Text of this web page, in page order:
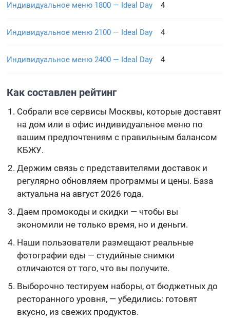
Индивидуальное меню 1800 — Ideal Day 4
Индивидуальное меню 2100 — Ideal Day 4
Индивидуальное меню 2400 — Ideal Day 4
Как составлен рейтинг
Собрали все сервисы Москвы, которые доставят
на дом или в офис индивидуальное меню по
вашим предпочтениям с правильным балансом
КБЖУ.
Держим связь с представителями доставок и
регулярно обновляем программы и цены. База
актуальна на август 2026 года.
Даем промокоды и скидки — чтобы вы
экономили не только время, но и деньги.
Наши пользователи размещают реальные
фотографии еды — студийные снимки
отличаются от того, что вы получите.
Выборочно тестируем наборы, от бюджетных до
ресторанного уровня, — убедились: готовят
вкусно, из свежих продуктов.